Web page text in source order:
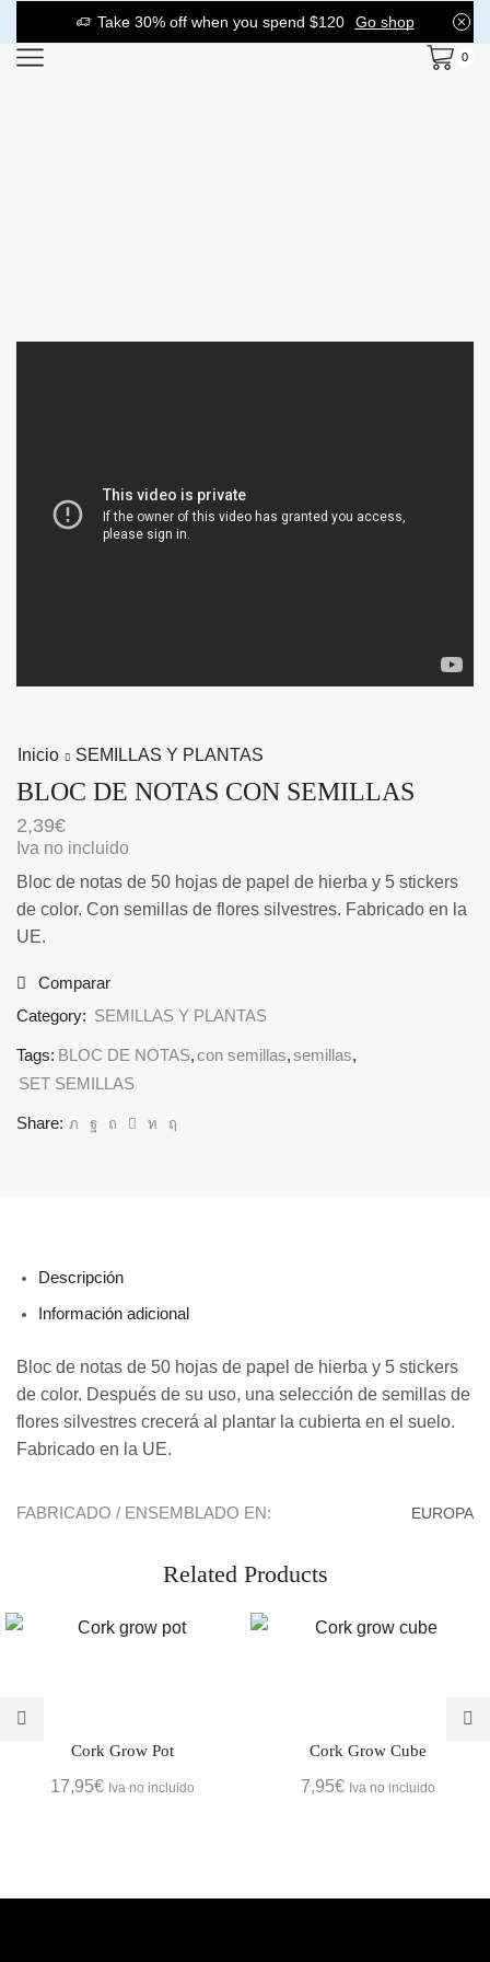
Take 30% off when you spend $120 Go shop
0
Inicio SEMILLAS Y PLANTAS
BLOC DE NOTAS CON SEMILLAS
2,39€
Iva no incluido
Bloc de notas de 50 hojas de papel de hierba y 5 stickers
de color. Con semillas de flores silvestres. Fabricado en la
UE.
Comparar
Category: SEMILLAS Y PLANTAS
Tags: BLOC DE NOTAS,con semillas,semillas,
SET SEMILLAS
Share:
Descripción
Información adicional
Bloc de notas de 50 hojas de papel de hierba y 5 stickers
de color. Después de su uso, una selección de semillas de
flores silvestres crecerá al plantar la cubierta en el suelo.
Fabricado en la UE.
FABRICADO / ENSEMBLADO EN: EUROPA
Related Products
Cork Grow Pot
17,95€ Iva no incluido
Cork Grow Cube
7,95€ Iva no incluido